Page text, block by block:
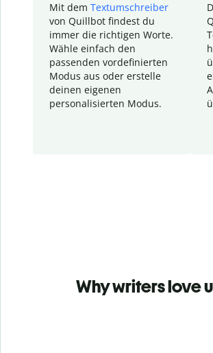
Mit dem Textumschreiber
von Quillbot findest du
immer die richtigen Worte.
Wähle einfach den
passenden vordefinierten
Modus aus oder erstelle
deinen eigenen
personalisierten Modus.
Why writers love